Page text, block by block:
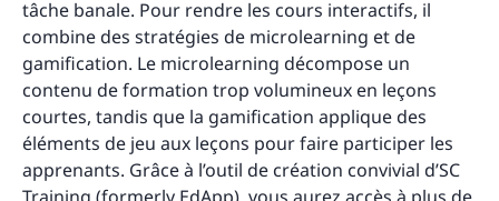
tâche banale. Pour rendre les cours interactifs, il
combine des stratégies de microlearning et de
gamification. Le microlearning décompose un
contenu de formation trop volumineux en leçons
courtes, tandis que la gamification applique des
éléments de jeu aux leçons pour faire participer les
apprenants. Grâce à l’outil de création convivial d’SC